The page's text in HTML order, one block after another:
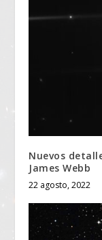
Nuevos
James Webb
22 agosto, 2022